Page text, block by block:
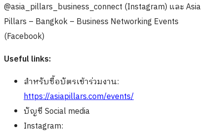
@asia_pillars_business_connect (Instagram) และ Asia
Pillars – Bangkok – Business Networking Events
(Facebook)
Useful links:
สำหรับซื้อบัตรเข้าร่วมงาน:
https://asiapillars.com/events/
บัญชี Social media
Instagram: